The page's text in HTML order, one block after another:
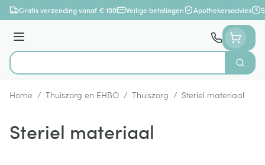
Ga naar de inhoud
Gratis verzending vanaf € 100 Veilige betalingen Apothekersadvies
Menu
Product, merk, categorie...
Zoek
Home / Thuiszorg en EHBO / Thuiszorg / Steriel materiaal
Steriel materiaal